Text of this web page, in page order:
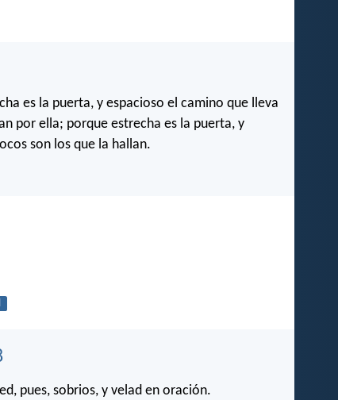
es la puerta, y espacioso el camino que lleva
por ella; porque estrecha es la puerta, y
son los que la hallan.
pues, sobrios, y velad en oración.